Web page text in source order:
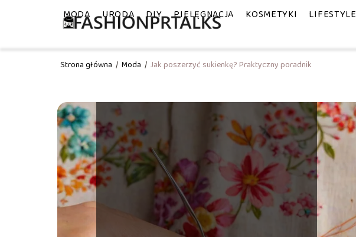
MODA URODA DIY PIELĘGNACJA KOSMETYKI LIFESTYLE
Strona główna / Moda / Jak poszerzyć sukienkę? Praktyczny poradnik